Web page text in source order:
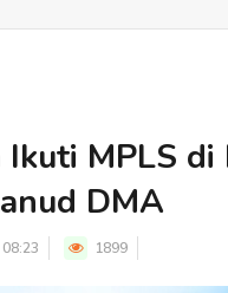
MPLS di
DMA
1899